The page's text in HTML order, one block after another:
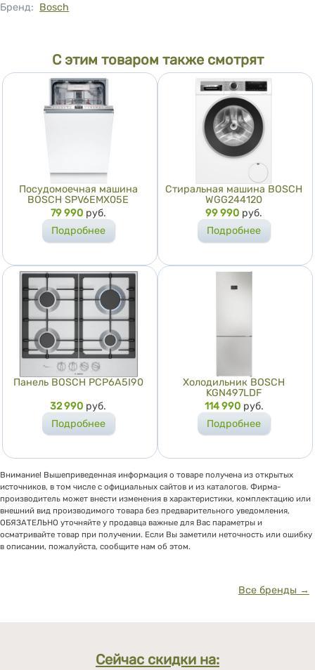
Бренд: Bosch
С этим товаром также смотрят
Посудомоечная машина
BOSCH SPV6EMX05E
Цена
79 990 руб.
Подробнее
Стиральная машина BOSCH
WGG244120
Цена
99 990 руб.
Подробнее
Панель BOSCH PCP6A5I90
Цена
32 990 руб.
Подробнее
Холодильник BOSCH
KGN497LDF
Цена
114 990 руб.
Подробнее
Внимание! Вышеприведенная информация о товаре получена из открытых
источников, в том числе с официальных сайтов и из каталогов. Фирма-
производитель может внести изменения в характеристики, комплектацию или
внешний вид производимого товара без предварительного уведомления,
ОБЯЗАТЕЛЬНО уточняйте у продавца важные для Вас параметры и
осматривайте товар при получении. Если Вы заметили неточность или ошибку
в описании, пожалуйста, сообщите нам об этом.
Все бренды →
Сейчас скидки на: